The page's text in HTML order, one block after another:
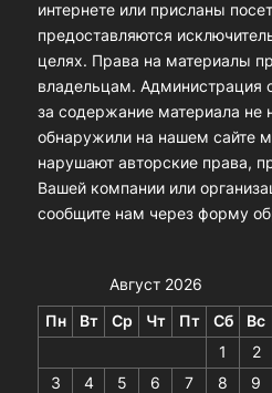
интернете или присланы
предоставляются
целях. Права на материалы
владельцам. Администрация
за содержание материала не
обнаружили на нашем сайте
нарушают авторские права,
Вашей компании или
сообщите нам через форму
Август 2026
Пн Вт Ср Чт Пт Сб
Вс
1
2
3
4 5 6 7 8
9